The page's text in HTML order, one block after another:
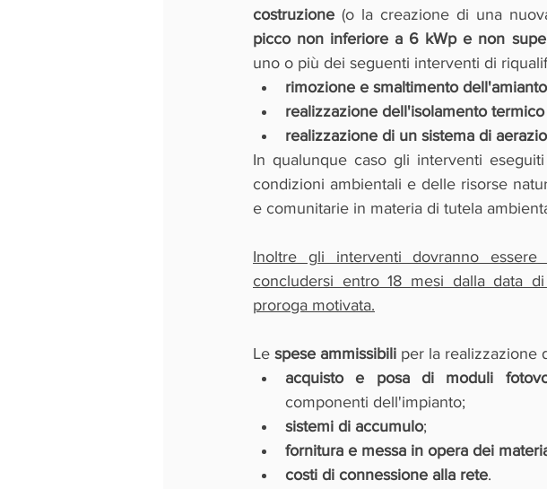
costruzione (o la creazione di una
picco non inferiore a 6 kWp e non
uno o più dei seguenti interventi di
rimozione e smaltimento
realizzazione dell'isolamento
realizzazione di un sistema di
In qualunque caso gli interventi
condizioni ambientali e delle risorse
e comunitarie in materia di tutela
Inoltre gli interventi dovranno
concludersi entro 18 mesi dalla data
proroga motivata.
Le spese ammissibili per la realizzazione
acquisto e posa di moduli
componenti dell'impianto;
sistemi di accumulo;
fornitura e messa in opera dei
costi di connessione alla rete.